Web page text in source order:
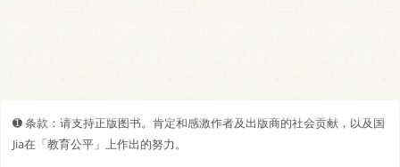
➊️ 条款：请支持正版图书。肯定和感激作者及出版商的社会贡献，以及国
Jia在「教育公平」上作出的努力。